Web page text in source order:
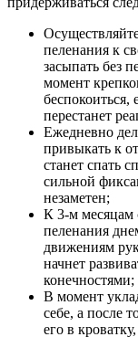
пеленания к
засыпать без
момент
беспокоиться,
перестанет
Ежедневно
привыкать к
станет спать
сильной
незаметен;
К 3-м месяцам
пеленания
движениям
начнет
конечностями;
В момент
себе, а после
его в